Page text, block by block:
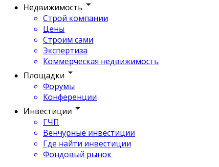
Недвижимость
Строй компании
Цены
Строим сами
Экспертиза
Коммерческая недвижимость
Площадки
Форумы
Конференции
Инвестиции
ГЧП
Венчурные инвестиции
Где найти инвестиции
Фондовый рынок